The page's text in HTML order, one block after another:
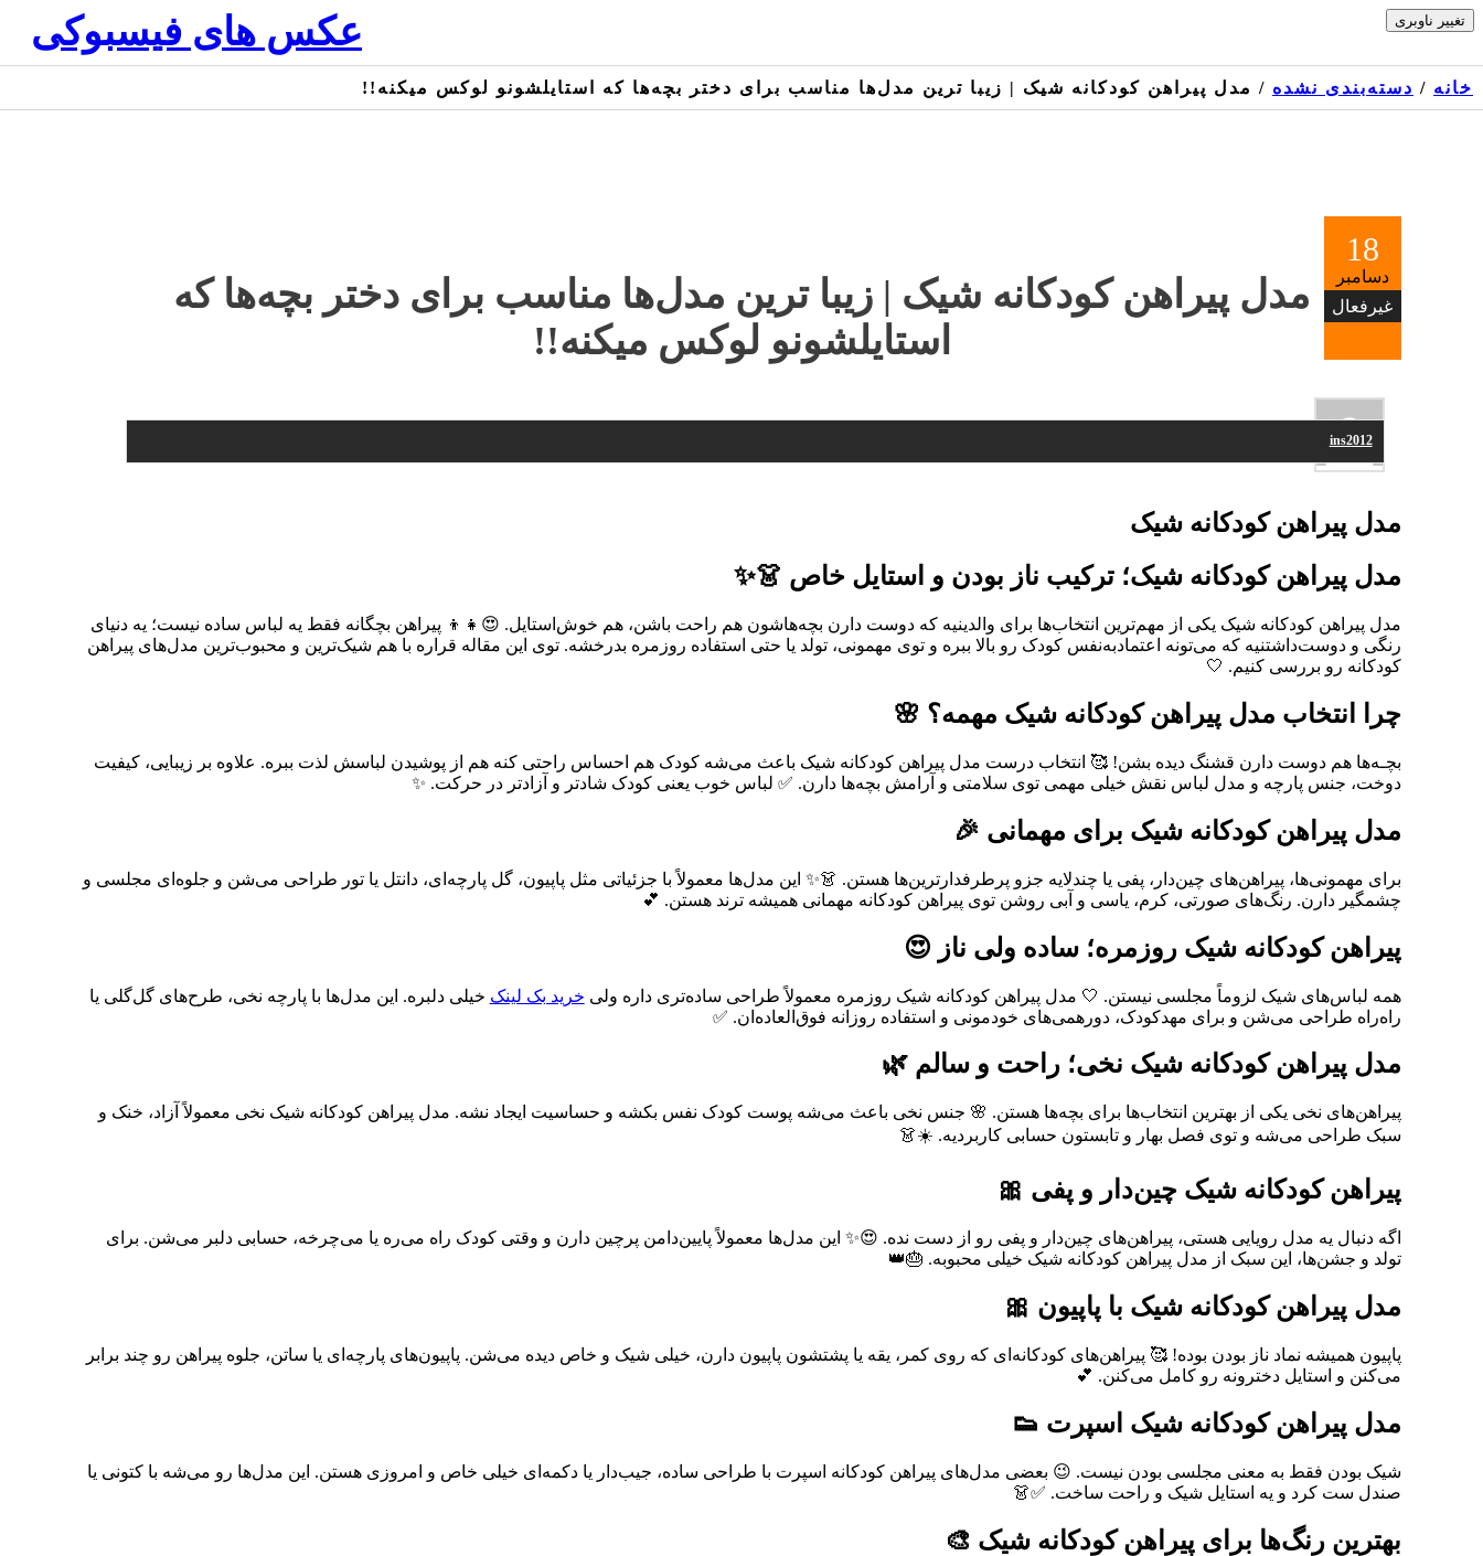
Skip
to
content
تغییر ناوبری عکس های فیسبوکی
خانه / دسته‌بندی نشده / مدل پیراهن کودکانه شیک | زیبا ترین مدل‌ها مناسب برای دختر بچه‌ها که استایلشونو لوکس میکنه!!
18
دسامبر
غیرفعال
مدل پیراهن کودکانه شیک | زیبا ترین مدل‌ها مناسب برای دختر بچه‌ها که
استایلشونو لوکس میکنه!!
ins2012
مدل پیراهن کودکانه شیک
مدل پیراهن کودکانه شیک؛ ترکیب ناز بودن و استایل خاص 👗✨
مدل پیراهن کودکانه شیک یکی از مهم‌ترین انتخاب‌ها برای والدینیه که دوست دارن بچه‌هاشون هم راحت باشن، هم خوش‌استایل. 😍👧👦 پیراهن بچگانه فقط یه لباس ساده نیست؛ یه دنیای
رنگی و دوست‌داشتنیه که می‌تونه اعتمادبه‌نفس کودک رو بالا ببره و توی مهمونی، تولد یا حتی استفاده روزمره بدرخشه. توی این مقاله قراره با هم شیک‌ترین و محبوب‌ترین مدل‌های پیراهن
کودکانه رو بررسی کنیم. 🤍
چرا انتخاب مدل پیراهن کودکانه شیک مهمه؟ 🌸
بچـه‌ها هم دوست دارن قشنگ دیده بشن! 🥰 انتخاب درست مدل پیراهن کودکانه شیک باعث می‌شه کودک هم احساس راحتی کنه هم از پوشیدن لباسش لذت ببره. علاوه بر زیبایی، کیفیت
دوخت، جنس پارچه و مدل لباس نقش خیلی مهمی توی سلامتی و آرامش بچه‌ها دارن. ✅ لباس خوب یعنی کودک شادتر و آزادتر در حرکت. ✨
مدل پیراهن کودکانه شیک برای مهمانی 🎉
برای مهمونی‌ها، پیراهن‌های چین‌دار، پفی یا چندلایه جزو پرطرفدارترین‌ها هستن. 👗✨ این مدل‌ها معمولاً با جزئیاتی مثل پاپیون، گل پارچه‌ای، دانتل یا تور طراحی می‌شن و جلوه‌ای مجلسی و
چشمگیر دارن. رنگ‌های صورتی، کرم، یاسی و آبی روشن توی پیراهن کودکانه مهمانی همیشه ترند هستن. 💕
پیراهن کودکانه شیک روزمره؛ ساده ولی ناز 😍
همه لباس‌های شیک لزوماً مجلسی نیستن. 🤍 مدل پیراهن کودکانه شیک روزمره معمولاً طراحی ساده‌تری داره ولی خرید بک لینک خیلی دلبره. این مدل‌ها با پارچه نخی، طرح‌های گل‌گلی یا
راه‌راه طراحی می‌شن و برای مهدکودک، دورهمی‌های خودمونی و استفاده روزانه فوق‌العاده‌ان. ✅
مدل پیراهن کودکانه شیک نخی؛ راحت و سالم 🌿
پیراهن‌های نخی یکی از بهترین انتخاب‌ها برای بچه‌ها هستن. 🌸 جنس نخی باعث می‌شه پوست کودک نفس بکشه و حساسیت ایجاد نشه. مدل پیراهن کودکانه شیک نخی معمولاً آزاد، خنک و
سبک طراحی می‌شه و توی فصل بهار و تابستون حسابی کاربردیه. ☀️👗
پیراهن کودکانه شیک چین‌دار و پفی 🎀
اگه دنبال یه مدل رویایی هستی، پیراهن‌های چین‌دار و پفی رو از دست نده. 😍✨ این مدل‌ها معمولاً پایین‌دامن پرچین دارن و وقتی کودک راه می‌ره یا می‌چرخه، حسابی دلبر می‌شن. برای
تولد و جشن‌ها، این سبک از مدل پیراهن کودکانه شیک خیلی محبوبه. 🎂👑
مدل پیراهن کودکانه شیک با پاپیون 🎀
پاپیون همیشه نماد ناز بودن بوده! 🥰 پیراهن‌های کودکانه‌ای که روی کمر، یقه یا پشتشون پاپیون دارن، خیلی شیک و خاص دیده می‌شن. پاپیون‌های پارچه‌ای یا ساتن، جلوه پیراهن رو چند برابر
می‌کنن و استایل دخترونه‌ رو کامل می‌کنن. 💕
مدل پیراهن کودکانه شیک اسپرت 👟
شیک بودن فقط به معنی مجلسی بودن نیست. 😉 بعضی مدل‌های پیراهن کودکانه اسپرت با طراحی ساده، جیب‌دار یا دکمه‌ای خیلی خاص و امروزی هستن. این مدل‌ها رو می‌شه با کتونی یا
صندل ست کرد و یه استایل شیک و راحت ساخت. ✅👗
بهترین رنگ‌ها برای پیراهن کودکانه شیک 🎨